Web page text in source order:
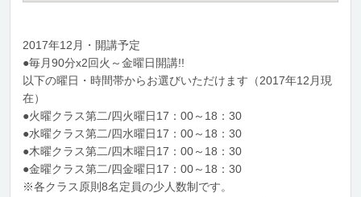
2017年12月・開講予定
●毎月90分x2回火～金曜日開講!!
以下の曜日・時間帯からお選びいただけます（2017年12月現
在）
●火曜クラス第二/四火曜日17：00～18：30
●水曜クラス第二/四水曜日17：00～18：30
●木曜クラス第二/四木曜日17：00～18：30
●金曜クラス第二/四金曜日17：00～18：30
※各クラス原則8名定員の少人数制です。